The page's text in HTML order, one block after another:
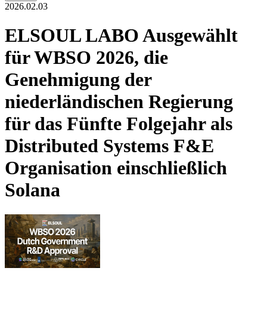
2026.02.03
ELSOUL LABO Ausgewählt
für WBSO 2026, die
Genehmigung der
niederländischen Regierung
für das Fünfte Folgejahr als
Distributed Systems F&E
Organisation einschließlich
Solana